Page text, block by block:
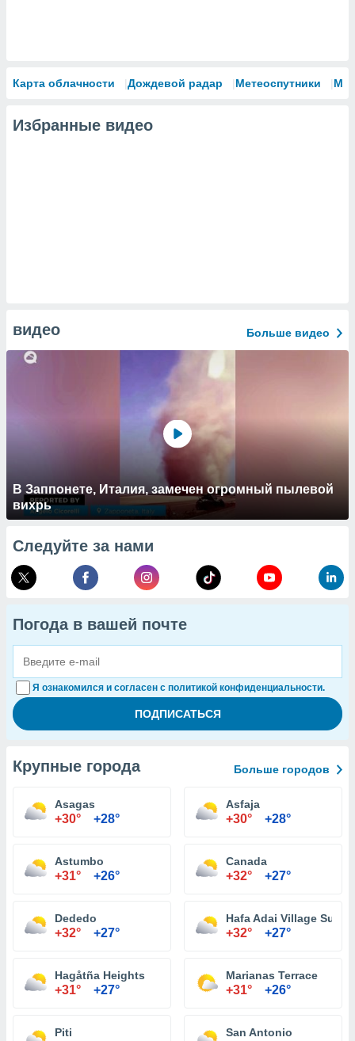
Карта облачности Дождевой радар Метеоспутники
Избранные видео
видео Больше видео
В Заппонете, Италия, замечен огромный пылевой
вихрь
Следуйте за нами
Погода в вашей почте
Я ознакомился и согласен с политикой конфиденциальности.
Крупные города Больше городов
Asagas
+30° +28°
Asfaja
+30° +28°
Astumbo
+31° +26°
Canada
+32° +27°
Dededo
+32° +27°
Hafa Adai Village
+32° +27°
Hagåtña Heights
+31° +27°
Marianas Terrace
+31° +26°
Piti San Antonio